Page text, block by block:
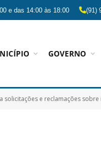
e das 14:00 às 18:00 (91)
GOVERNO
solicitações e reclamações